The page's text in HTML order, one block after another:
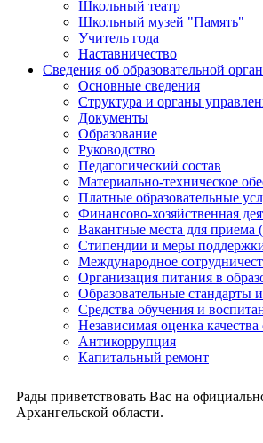
Школьный театр
Школьный музей "Память"
Учитель года
Наставничество
Сведения об образовательной
Основные сведения
Структура и органы
Документы
Образование
Руководство
Педагогический состав
Материально-техническое
Платные образовательные
Финансово-хозяйственная
Вакантные места для приема
Стипендии и меры
Международное
Организация питания в
Образовательные стандарты
Средства обучения и
Независимая оценка качества
Антикоррупция
Капитальный ремонт
Рады приветствовать Вас на
Архангельской области.